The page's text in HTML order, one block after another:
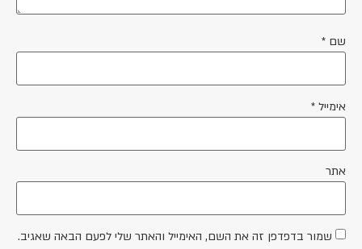
שם *
אימייל *
אתר
שמור בדפדפן זה את השם, האימייל והאתר שלי לפעם הבאה שאגיב.